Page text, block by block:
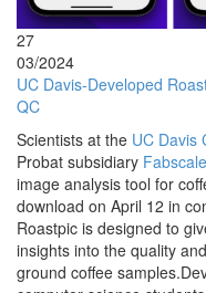
27
03/2024
UC Davis-Developed
QC
Scientists at the UC Davis
Probat subsidiary Fabscale
image analysis tool for
download on April 12 in
Roastpic is designed to
insights into the quality
ground coffee